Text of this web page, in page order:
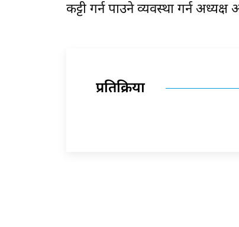
कट्टी गर्न पाउने व्यवस्था गर्न
प्रतिक्रिया